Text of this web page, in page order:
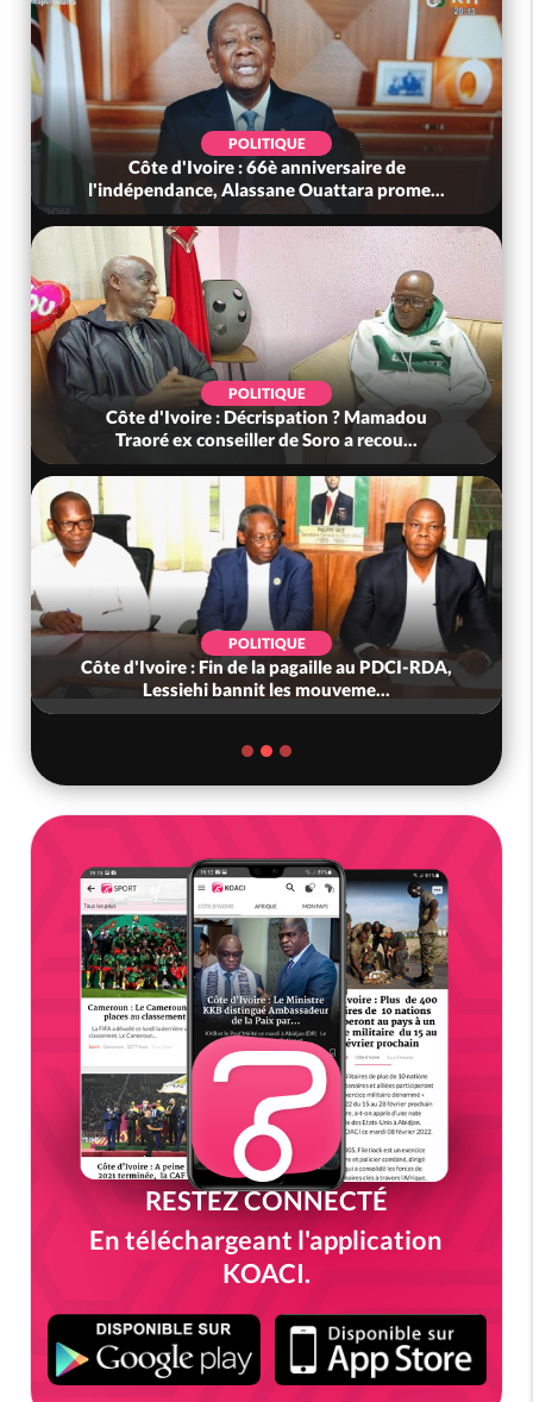
POLITIQUE
Côte d'Ivoire : 66è anniversaire de
l'indépendance, Alassane Ouattara prome...
POLITIQUE
Côte d'Ivoire : Décrispation ? Mamadou
Traoré ex conseiller de Soro a recou...
POLITIQUE
Côte d'Ivoire : Fin de la pagaille au PDCI-RDA,
Lessiehi bannit les mouveme...
RESTEZ CONNECTÉ
En téléchargeant l'application
KOACI.